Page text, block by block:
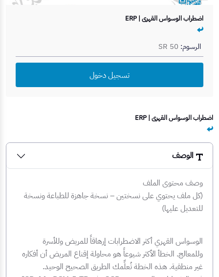
اضطراب الوسواس القهري | ERP
الوصف
وصف محتوى الملف
(كل ملف يحتوي على نسختين – نسخة جاهزة للطباعة ونسخة
للتعديل عليها)
الوسواس القهري أكثر الاضطرابات إرهاقاً للمريض وللأسرة
وللمعالج. الخطأ الأكثر شيوعاً هو محاولة إقناع المريض أن أفكاره
غير منطقية. هذه الخطة تُعلِّمك الطريق الصحيح الوحيد.
اضطراب الوسواس القهري | ERP
الرسوم:
تسجيل دخول